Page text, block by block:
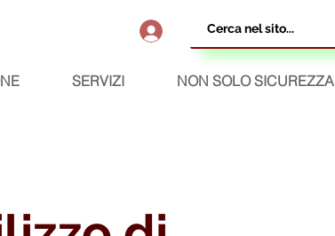
SERVIZI NON SOLO SICUREZZA